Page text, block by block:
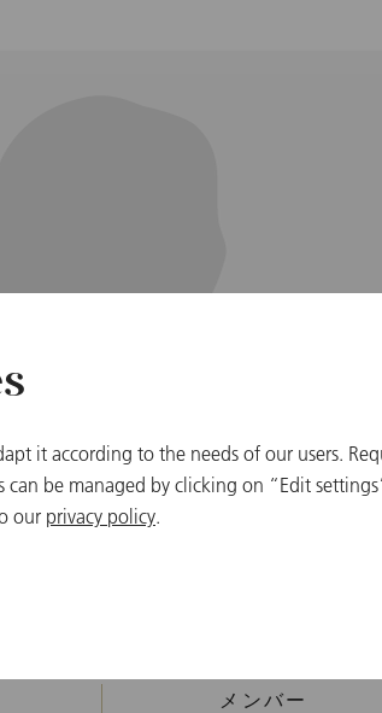
メンバー
it according to the needs of our users.
be managed by clicking on “Edit
our privacy policy.